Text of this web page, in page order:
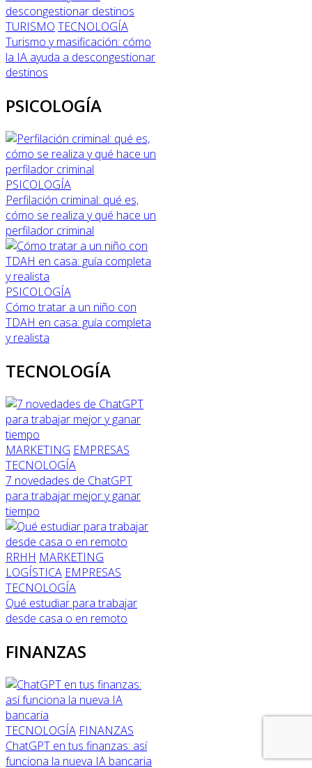
TURISMO TECNOLOGÍA
Turismo y masificación: cómo
la IA ayuda a descongestionar
destinos
PSICOLOGÍA
PSICOLOGÍA
Perfilación criminal: qué es,
cómo se realiza y qué hace un
perfilador criminal
PSICOLOGÍA
Cómo tratar a un niño con
TDAH en casa: guía completa
y realista
TECNOLOGÍA
MARKETING EMPRESAS
TECNOLOGÍA
7 novedades de ChatGPT
para trabajar mejor y ganar
tiempo
RRHH MARKETING
LOGÍSTICA EMPRESAS
TECNOLOGÍA
Qué estudiar para trabajar
desde casa o en remoto
FINANZAS
TECNOLOGÍA FINANZAS
ChatGPT en tus finanzas: así
funciona la nueva IA bancaria